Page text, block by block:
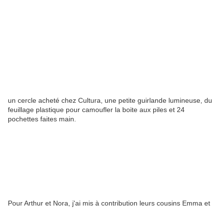
un cercle acheté chez Cultura, une petite guirlande lumineuse, du
feuillage plastique pour camoufler la boite aux piles et 24
pochettes faites main.
Pour Arthur et Nora, j'ai mis à contribution leurs cousins Emma et